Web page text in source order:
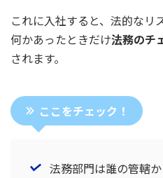
これに入社すると、法的なリ
何かあったときだけ法務のチ
されます。
ここをチェック！
法務部門は誰の管轄